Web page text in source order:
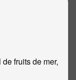
fruits de mer,